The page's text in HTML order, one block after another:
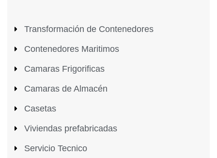
Transformación de Contenedores
Contenedores Maritimos
Camaras Frigorificas
Camaras de Almacén
Casetas
Viviendas prefabricadas
Servicio Tecnico